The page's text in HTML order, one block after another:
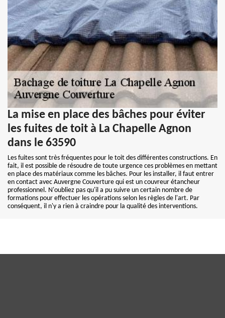
La mise en place des bâches pour éviter
les fuites de toit à La Chapelle Agnon
dans le 63590
Les fuites sont très fréquentes pour le toit des différentes constructions. En
fait, il est possible de résoudre de toute urgence ces problèmes en mettant
en place des matériaux comme les bâches. Pour les installer, il faut entrer
en contact avec Auvergne Couverture qui est un couvreur étancheur
professionnel. N'oubliez pas qu'il a pu suivre un certain nombre de
formations pour effectuer les opérations selon les règles de l'art. Par
conséquent, il n'y a rien à craindre pour la qualité des interventions.